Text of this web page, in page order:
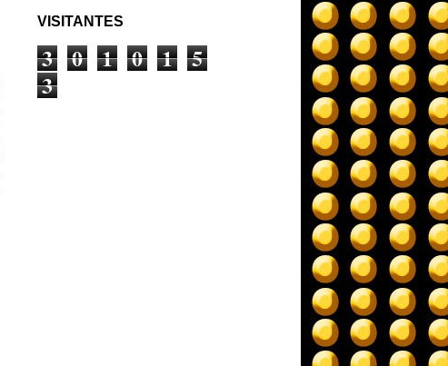
VISITANTES
3 0 1 0 1 5
3